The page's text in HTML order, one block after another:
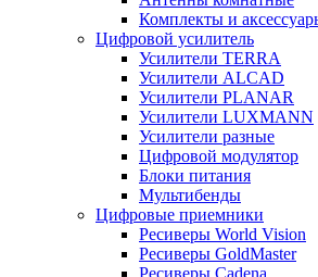
Комплекты и
Цифровой усилитель
Усилители TERRA
Усилители ALCAD
Усилители PLANAR
Усилители LUXMANN
Усилители разные
Цифровой модулятор
Блоки питания
Мультибенды
Цифровые приемники
Ресиверы World Vision
Ресиверы GoldMaster
Ресиверы Cadena